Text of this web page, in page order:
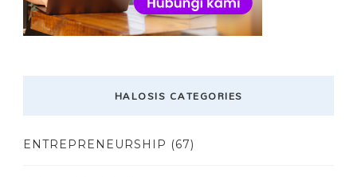
HALOSIS CATEGORIES
ENTREPRENEURSHIP (67)